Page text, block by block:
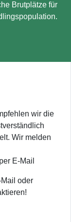
Brutplätze für
wir die
Wir melden
E-Mail
oder